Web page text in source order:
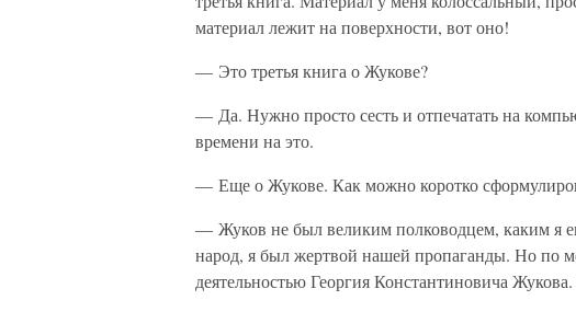
материал лежит на поверхности, вот оно!
— Это третья книга о Жукове?
— Да. Нужно просто сесть и отпечатать на
времени на это.
— Еще о Жукове. Как можно коротко
— Жуков не был великим полководцем, каким я
народ, я был жертвой нашей пропаганды. Но по
деятельностью Георгия Константиновича